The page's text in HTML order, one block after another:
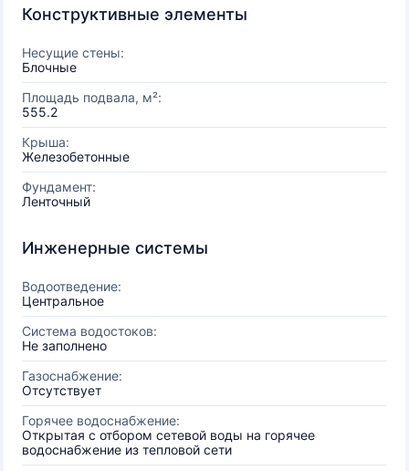
Конструктивные элементы
Несущие стены:
Блочные
Площадь подвала, м²:
555.2
Крыша:
Железобетонные
Фундамент:
Ленточный
Инженерные системы
Водоотведение:
Центральное
Система водостоков:
Не заполнено
Газоснабжение:
Отсутствует
Горячее водоснабжение:
Открытая с отбором сетевой воды на горячее
водоснабжение из тепловой сети